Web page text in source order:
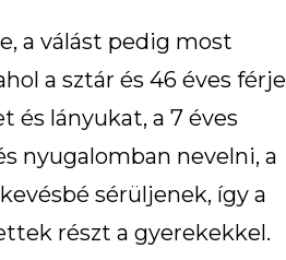
a válást pedig most
a sztár és 46 éves férje
és lányukat, a 7 éves
nyugalomban nevelni, a
sérüljenek, így a
részt a gyerekekkel.